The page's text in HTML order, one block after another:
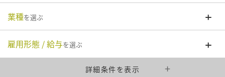
業種を選ぶ
雇用形態 / 給与を選ぶ
詳細条件を表示